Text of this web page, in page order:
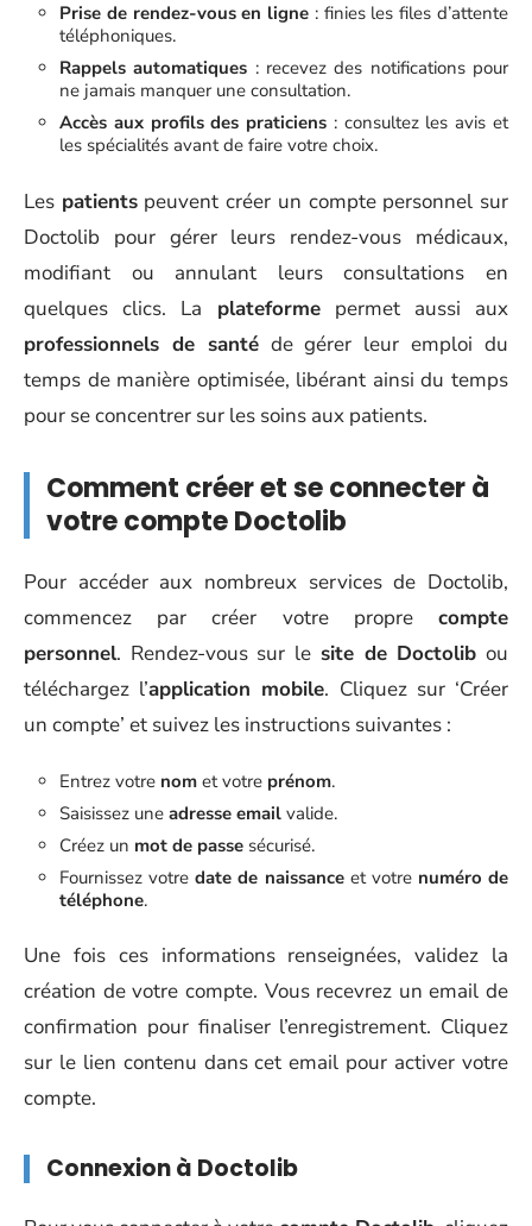
Prise de rendez-vous en ligne : finies les files d’attente
téléphoniques.
Rappels automatiques : recevez des notifications pour
ne jamais manquer une consultation.
Accès aux profils des praticiens : consultez les avis et
les spécialités avant de faire votre choix.
Les patientspeuvent créer un compte personnel sur
Doctolib pour gérer leurs rendez-vous médicaux,
modifiant ou annulant leurs consultations en
quelques clics. La plateformepermet aussi aux
professionnels de santéde gérer leur emploi du
temps de manière optimisée, libérant ainsi du temps
pour se concentrer sur les soins aux patients.
Comment créer et se connecter à
votre compte Doctolib
Pour accéder aux nombreux services de Doctolib,
commencez par créer votre propre compte
personnel. Rendez-vous sur le site de Doctolib ou
téléchargez l’application mobile. Cliquez sur ‘Créer
un compte’ et suivez les instructions suivantes :
Entrez votre nom et votre prénom.
Saisissez une adresse email valide.
Créez un mot de passe sécurisé.
Fournissez votredate de naissanceet votre numéro de
téléphone.
Une fois ces informations renseignées, validez la
création de votre compte. Vous recevrez un email de
confirmation pour finaliser l’enregistrement. Cliquez
sur le lien contenu dans cet email pour activer votre
compte.
Connexion à Doctolib